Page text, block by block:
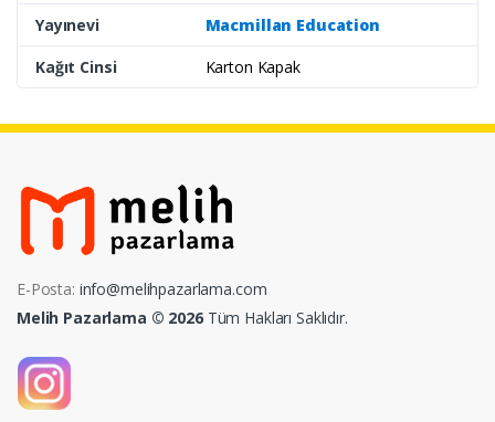
Yayınevi
Macmillan Education
Kağıt Cinsi
Karton Kapak
E-Posta: info@melihpazarlama.com
Melih Pazarlama © 2026Tüm Hakları Saklıdır.